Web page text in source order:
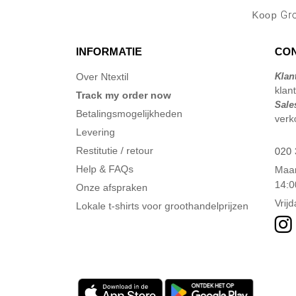
Koop
INFORMATIE
Over Ntextil
Track my order now
Betalingsmogelijkheden
Levering
Restitutie / retour
Help & FAQs
Onze afspraken
Lokale t-shirts voor groothandelprijzen
020